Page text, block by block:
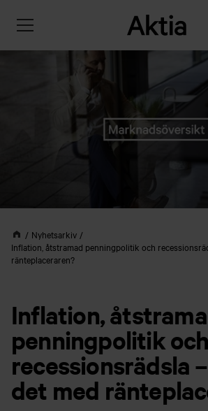
Nyhetsarkiv
Inflation, åtstramad penningpolitik och
ränteplaceraren?
Inflation,
penningpolitik och
recessionsrädsla
det med